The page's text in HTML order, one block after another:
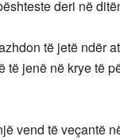
deri në
të jetë ndër
të jenë në krye të
vend të veçantë